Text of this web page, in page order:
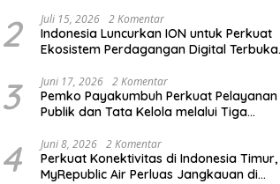
2 Juli 15, 2026 2 Komentar
Indonesia Luncurkan ION untuk Perkuat
Ekosistem Perdagangan Digital Terbuka
3 Juni 17, 2026 2 Komentar
Pemko Payakumbuh Perkuat Pelayanan
Publik dan Tata Kelola melalui Tiga
4 Juni 8, 2026 2 Komentar
Perkuat Konektivitas di Indonesia Timur,
MyRepublic Air Perluas Jangkauan di